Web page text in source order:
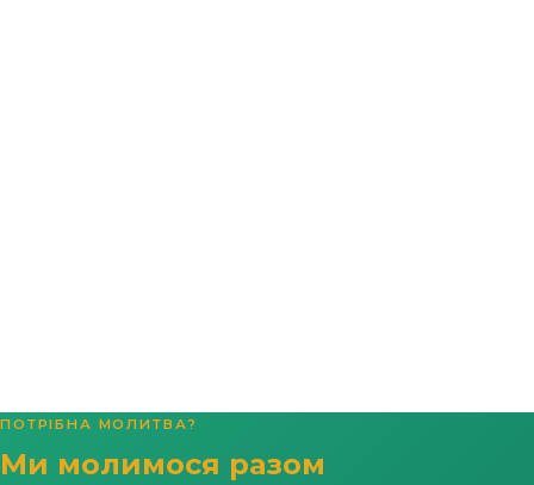
ПОТРІБНА МОЛИТВА?
Ми молимося разом